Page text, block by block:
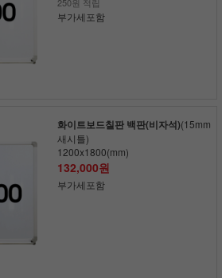
250원 적립
부가세포함
화이트보드칠판 백판(비자석)(15mm
새시틀)
1200x1800(mm)
132,000원
부가세포함